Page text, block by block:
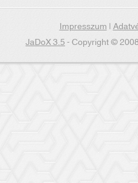
Impresszum|
JaDoX 3.5- Copyright ©